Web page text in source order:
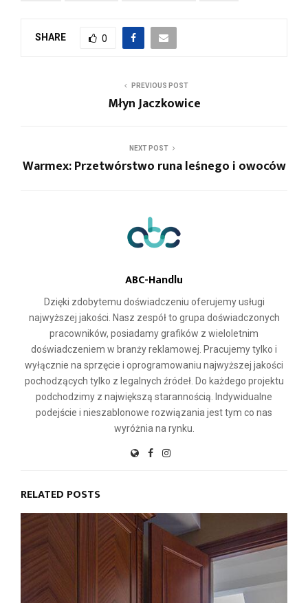
SHARE 0
PREVIOUS POST
Młyn Jaczkowice
NEXT POST
Warmex: Przetwórstwo runa leśnego i owoców
ABC-Handlu
Dzięki zdobytemu doświadczeniu oferujemy usługi
najwyższej jakości. Nasz zespół to grupa doświadczonych
pracowników, posiadamy grafików z wieloletnim
doświadczeniem w branży reklamowej. Pracujemy tylko i
wyłącznie na sprzęcie i oprogramowaniu najwyższej jakości
pochodzących tylko z legalnych źródeł. Do każdego projektu
podchodzimy z największą starannością. Indywidualne
podejście i nieszablonowe rozwiązania jest tym co nas
wyróżnia na rynku.
RELATED POSTS